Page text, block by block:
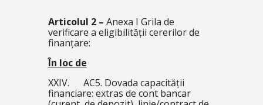
Articolul 2 – Anexa I Grila de
verificare a eligibilității cererilor de
finanțare:
În loc de
XXIV. AC5. Dovada capacității
financiare: extras de cont bancar